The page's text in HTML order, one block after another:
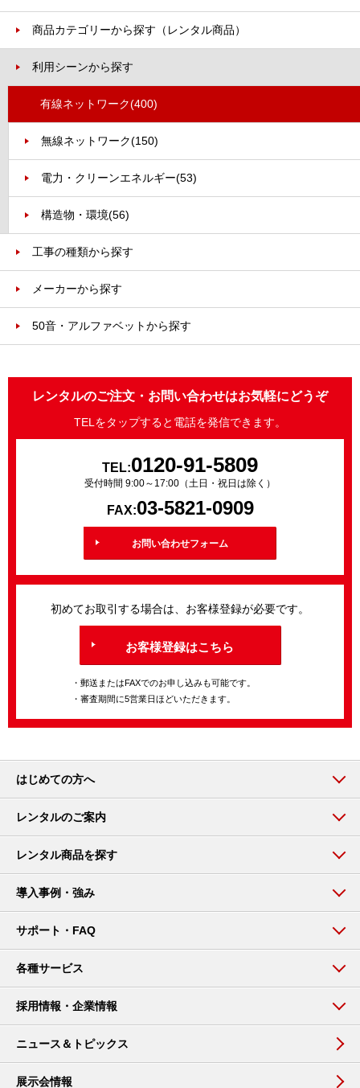
商品カテゴリーから探す（レンタル商品）
利用シーンから探す
有線ネットワーク(400)
無線ネットワーク(150)
電力・クリーンエネルギー(53)
構造物・環境(56)
工事の種類から探す
メーカーから探す
50音・アルファベットから探す
レンタルのご注文・お問い合わせはお気軽にどうぞ
TELをタップすると電話を発信できます。
TEL:0120-91-5809
受付時間 9:00～17:00（土日・祝日は除く）
FAX:03-5821-0909
お問い合わせフォーム
初めてお取引する場合は、お客様登録が必要です。
お客様登録はこちら
・郵送またはFAXでのお申し込みも可能です。
・審査期間に5営業日ほどいただきます。
はじめての方へ
レンタルのご案内
レンタル商品を探す
導入事例・強み
サポート・FAQ
各種サービス
採用情報・企業情報
ニュース＆トピックス
展示会情報